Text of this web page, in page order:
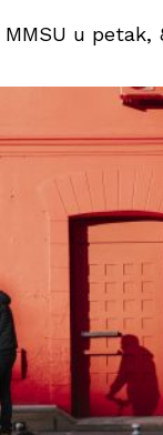
MMSU u petak,